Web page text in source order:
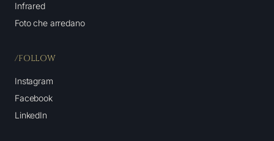
Infrared
Foto che arredano
/FOLLOW
Instagram
Facebook
LinkedIn